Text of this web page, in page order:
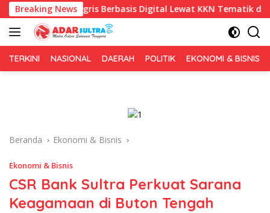
Langsung
ke
konten
Breaking News
Berbasis Digital Lewat KKN Tematik di Desa Alebo
TERKINI NASIONAL DAERAH POLITIK EKONOMI & BISNIS
Beranda Ekonomi & Bisnis
Ekonomi & Bisnis
CSR Bank Sultra Perkuat Sarana
Keagamaan di Buton Tengah